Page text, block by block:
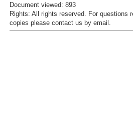
Document viewed: 893
Rights: All rights reserved.
For questions
copies please contact us by email